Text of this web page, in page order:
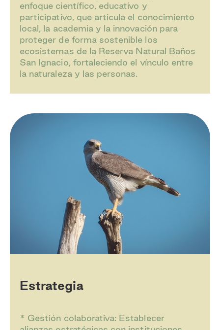
enfoque científico, educativo y
participativo, que articula el conocimiento
local, la academia y la innovación para
proteger de forma sostenible los
ecosistemas de la Reserva Natural Baños
San Ignacio, fortaleciendo el vínculo entre
la naturaleza y las personas.
Estrategia
* Gestión colaborativa: Establecer